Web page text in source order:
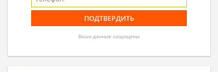
Ваши данные защищены